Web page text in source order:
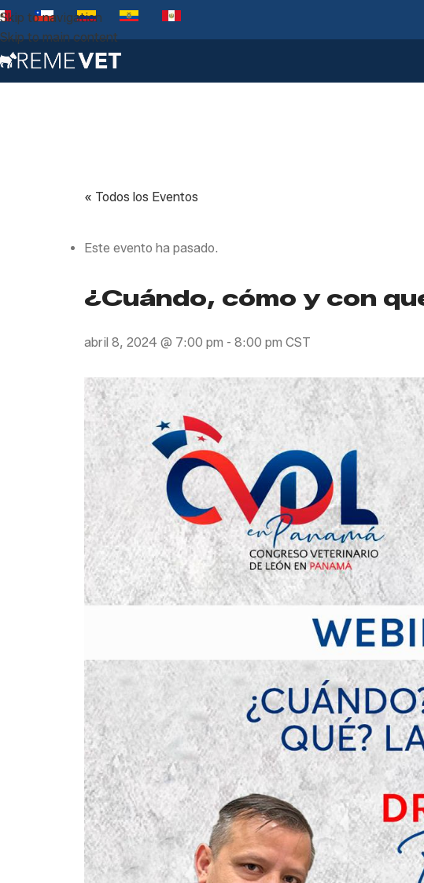
Skip to navigation
Skip to main content
« Todos los Eventos
Este evento ha pasado.
¿Cuándo, cómo y con
abril 8, 2024 @ 7:00 pm - 8:00 pm CST